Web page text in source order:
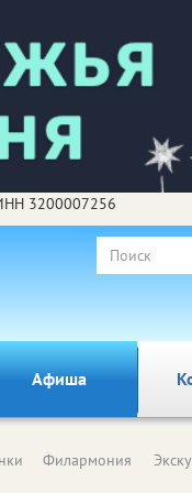
3200007256
Афиша
Филармония